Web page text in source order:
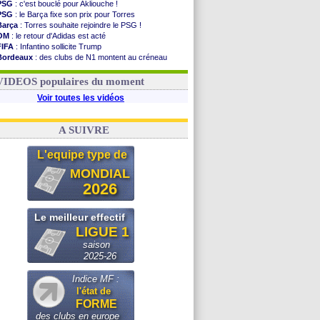
: c'est bouclé pour Akliouche !
: le Barça fixe son prix pour Torres
: Torres souhaite rejoindre le PSG !
: le retour d'Adidas est acté
: Infantino sollicite Trump
: des clubs de N1 montent au créneau
: le démenti de Leipzig pour Diomandé
populaires du moment
Voir toutes les vidéos
A SUIVRE
L'equipe type de
MONDIAL
2026
Le meilleur effectif
LIGUE 1
saison
2025-26
Indice MF :
l'état de
FORME
des clubs en europe